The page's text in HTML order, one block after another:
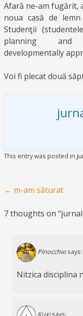
Afară ne-am fugărit,
noua casă de
Studenţii
planning and
developmentally
Voi fi plecat două
This entry was posted in
Post navigation
← m-am săturat
7 thoughts on “
Pinocchio says:
Nitzica disciplina